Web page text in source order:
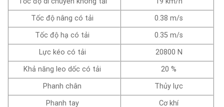
Tốc độ nâng có tải
0.38 m/s
Tốc độ hạ có tải
0.35 m/s
Lực kéo có tải
20800 N
Khả năng leo dốc có tải
20 %
Phanh chân
Thủy lực
Phanh tay
Cơ khí